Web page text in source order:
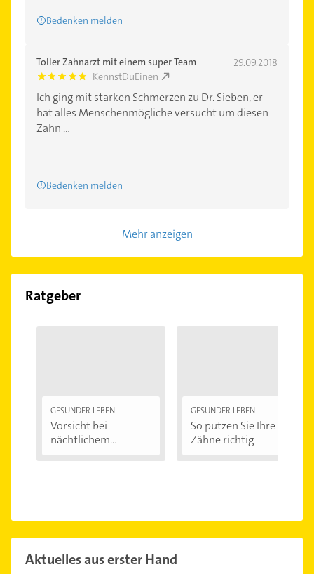
Bedenken melden
Toller Zahnarzt mit einem super Team 29.09.2018
5.0 KennstDuEinen
Ich ging mit starken Schmerzen zu Dr. Sieben, er
hat alles Menschenmögliche versucht um diesen
Zahn ...
Bedenken melden
Mehr anzeigen
Ratgeber
GESÜNDER LEBEN
Vorsicht bei
nächtlichem
GESÜNDER LEBEN
So putzen Sie Ihre
Zähne richtig
Aktuelles aus erster Hand